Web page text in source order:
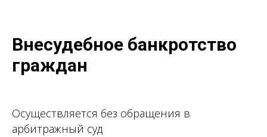
Внесудебное банкротство
граждан
Осуществляется без обращения в
арбитражный суд